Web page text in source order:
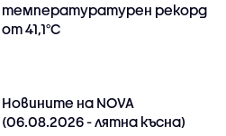
температуратурен рекорд
от 41,1°C
Новините на NOVA
(06.08.2026 - лятна късна)